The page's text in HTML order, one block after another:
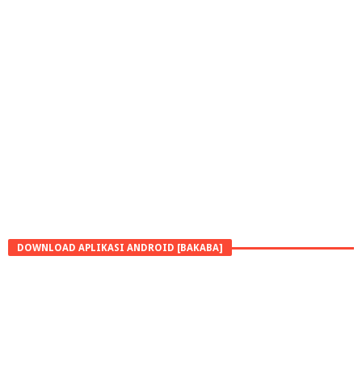
DOWNLOAD APLIKASI ANDROID [BAKABA]